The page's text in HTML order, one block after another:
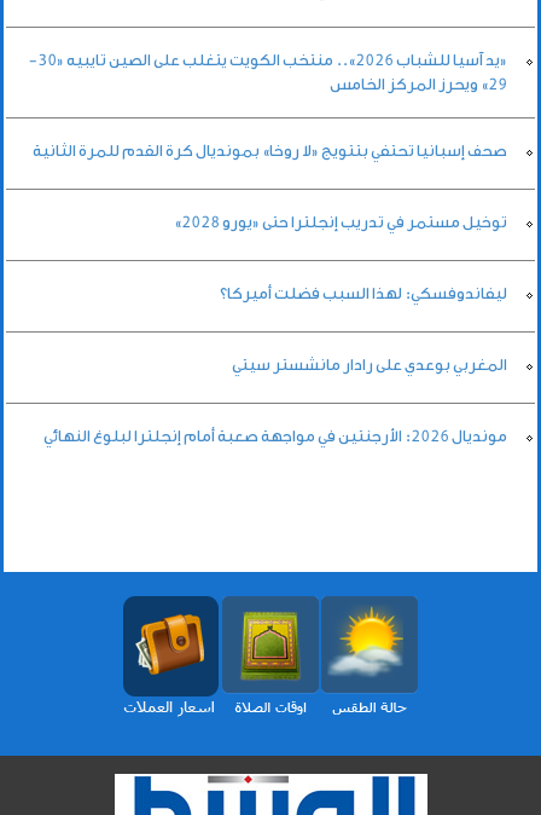
«يد آسيا للشباب 2026».. منتخب الكويت يتغلب على الصين تايبيه «30-
29» ويحرز المركز الخامس
صحف إسبانيا تحتفي بتتويج «لا روخا» بمونديال كرة القدم للمرة الثانية
توخيل مستمر في تدريب إنجلترا حتى «يورو 2028»
ليفاندوفسكي: لهذا السبب فضلت أميركا؟
المغربي بوعدي على رادار مانشستر سيتي
مونديال 2026: الأرجنتين في مواجهة صعبة أمام إنجلترا لبلوغ النهائي